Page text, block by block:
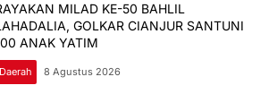
MILAD KE-50 BAHLIL
GOLKAR CIANJUR SANTUNI
ANAK YATIM
Daerah 8 Agustus 2026